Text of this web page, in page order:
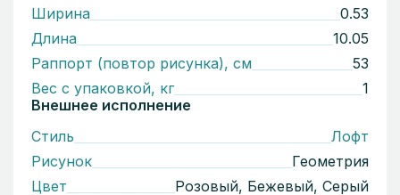
Ширина
0.53
Длина
10.05
Раппорт (повтор рисунка), см
53
Вес с упаковкой, кг
1
Внешнее исполнение
Стиль
Лофт
Рисунок
Геометрия
Цвет
Розовый, Бежевый, Серый